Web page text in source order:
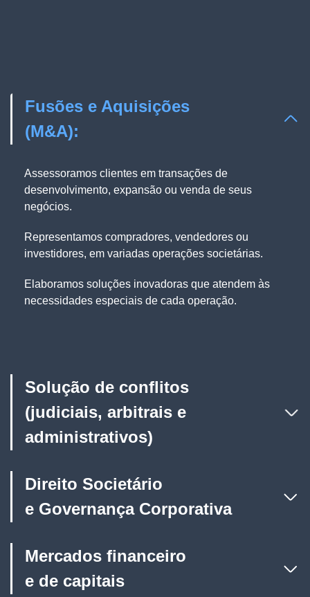
Fusões e Aquisições
(M&A):
Assessoramos clientes em transações de
desenvolvimento, expansão ou venda de seus
negócios.
Representamos compradores, vendedores ou
investidores, em variadas operações societárias.
Elaboramos soluções inovadoras que atendem às
necessidades especiais de cada operação.
Solução de conflitos
(judiciais, arbitrais e
administrativos)
Direito Societário
e Governança Corporativa
Mercados financeiro
e de capitais